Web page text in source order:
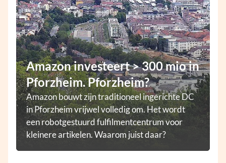
Amazon investeert > 300 mio in
Pforzheim. Pforzheim?
Amazon bouwt zijn traditioneel ingerichte DC
in Pforzheim vrijwel volledig om. Het wordt
een robotgestuurd fulfilmentcentrum voor
kleinere artikelen. Waarom juist daar?